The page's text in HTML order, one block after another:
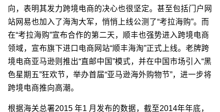
向，表明其发力跨境电商的决心也很坚定。甚至包括门户网
站网易也加入了海淘大军，悄悄上线公测了“考拉海购”。而
在“考拉海购”宣布合作的第二天，顺丰也强势进入跨境电商
领域，宣布旗下进口电商网站“顺丰海淘”正式上线。老牌跨
境电商亚马逊则推出“直邮中国”模式，并在中国市场引入“黑
色星期五”狂欢节，举办首届“亚马逊海外购物节”，进一步将
跨境电商推向高潮。
根据海关总署2015 年1 月发布的数据，截至2014年年底，